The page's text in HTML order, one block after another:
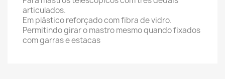
articulados.
Em plástico reforçado com fibra de vidro.
Permitindo girar o mastro mesmo quando fixados
com garras e estacas